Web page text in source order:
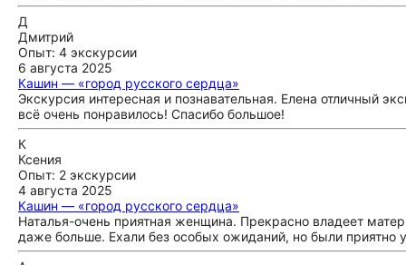
Д
Дмитрий
Опыт: 4 экскурсии
6 августа 2025
Кашин — «город русского сердца»
Экскурсия интересная и познавательная. Елена отличный
всё очень понравилось! Спасибо большое!
К
Ксения
Опыт: 2 экскурсии
4 августа 2025
Кашин — «город русского сердца»
Наталья-очень приятная женщина. Прекрасно владеет
даже больше. Ехали без особых ожиданий, но были приятно